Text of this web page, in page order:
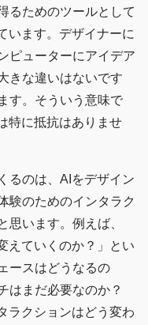
るためのツールとして
います。デザイナーに
ピューターにアイデア
きな違いはないです
す。そういう意味で
特に抵抗はありませ
るのは、AIをデザイン
験のためのインタラク
思います。例えば、
えていくのか？」とい
ースはどうなるの
はまだ必要なのか？
ラクションはどう変わ